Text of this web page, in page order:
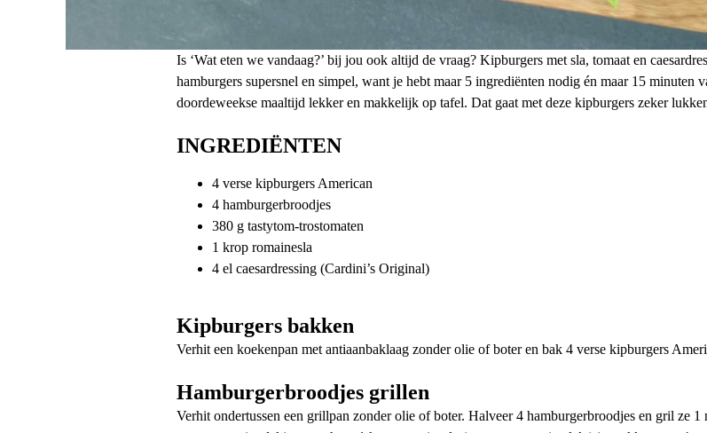
Is ‘Wat eten we vandaag?’ bij jou ook altijd de vraag? Kipburgers met sla, tomaat en
hamburgers supersnel en simpel, want je hebt maar 5 ingrediënten nodig én maar 15 minuten
doordeweekse maaltijd lekker en makkelijk op tafel. Dat gaat met deze kipburgers zeker
INGREDIËNTEN
4 verse kipburgers American
4 hamburgerbroodjes
380 g tastytom-trostomaten
1 krop romainesla
4 el caesardressing (Cardini’s Original)
Kipburgers bakken
Verhit een koekenpan met antiaanbaklaag zonder olie of boter en bak 4 verse kipburgers
Hamburgerbroodjes grillen
Verhit ondertussen een grillpan zonder olie of boter. Halveer 4 hamburgerbroodjes en gril ze